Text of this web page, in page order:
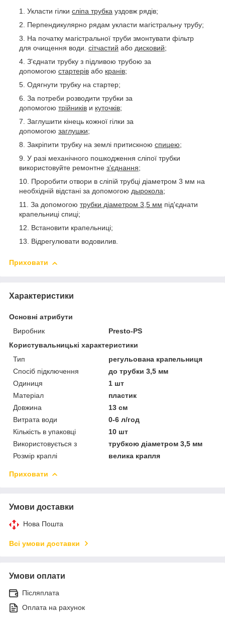
Укласти гілки сліпа трубка уздовж рядів;
Перпендикулярно рядам укласти магістральну трубу;
На початку магістральної труби змонтувати фільтр
для очищення води. сітчастий або дисковий;
З'єднати трубку з підливою трубою за
допомогою стартерів або кранів;
Одягнути трубку на стартер;
За потреби розводити трубки за
допомогою трійників и куточків;
Заглушити кінець кожної гілки за
допомогою заглушки;
Закріпити трубку на землі притискною спицею;
У разі механічного пошкодження сліпої трубки
використовуйте ремонтне з'єднання;
Проробити отвори в сліпій трубці діаметром 3 мм на
необхідній відстані за допомогою дырокола;
За допомогою трубки діаметром 3,5 мм під'єднати
крапельниці спиці;
Встановити крапельниці;
Відрегулювати водовилив.
Приховати
Характеристики
Основні атрибути
Виробник
Presto-PS
Користувальницькі характеристики
Тип
регульована крапельниця
Спосіб підключення
до трубки 3,5 мм
Одиниця
1 шт
Матеріал
пластик
Довжина
13 см
Витрата води
0-6 л/год
Кількість в упаковці
10 шт
Використовується з
трубкою діаметром 3,5 мм
Розмір краплі
велика крапля
Приховати
Умови доставки
Нова Пошта
Всі умови доставки
Умови оплати
Післяплата
Оплата на рахунок